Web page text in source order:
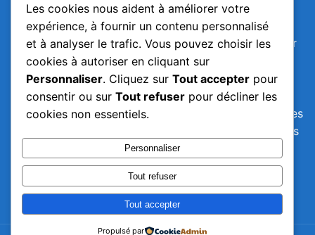
Malgré toute l'attention portée à l'élaboration du
contenu de cette page, il ne peut être considéré
comme exhaustif. Ce contenu ne saurait se substituer
à des conseils médicaux personnalisés, mais devrait
servir de base éclairée pour des discussions
thérapeutiques avec un professionnel de santé. Ni
l'auteur ni l'éditeur ne peuvent être tenus responsables
d'éventuelles erreurs, de décisions comportementales
ou thérapeutiques prises sur la base de ces
informations, ni d'éventuelles conséquences
défavorables qui pourraient en résulter.
Les cookies nous aident à améliorer votre
expérience, à fournir un contenu personnalisé
et à analyser le trafic. Vous pouvez choisir les
cookies à autoriser en cliquant sur
Personnaliser. Cliquez sur Tout accepter pour
consentir ou sur Tout refuser pour décliner les
cookies non essentiels.
Personnaliser
Tout refuser
Tout accepter
Propulsé par